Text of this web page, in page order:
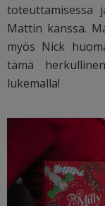
toteuttamisessa
Mattin kanssa.
myös Nick
tämä
lukemalla!